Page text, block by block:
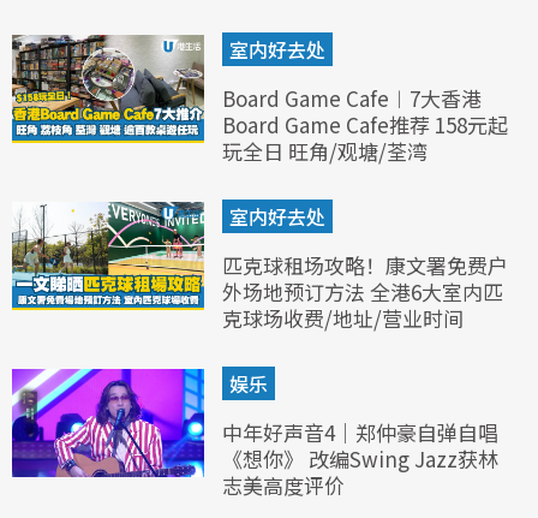
室内好去处
Board Game Cafe︱7大香港
Board Game Cafe推荐 158元起
玩全日 旺角/观塘/荃湾
室内好去处
匹克球租场攻略！康文署免费户
外场地预订方法 全港6大室内匹
克球场收费/地址/营业时间
娱乐
中年好声音4｜郑仲豪自弹自唱
《想你》 改编Swing Jazz获林
志美高度评价